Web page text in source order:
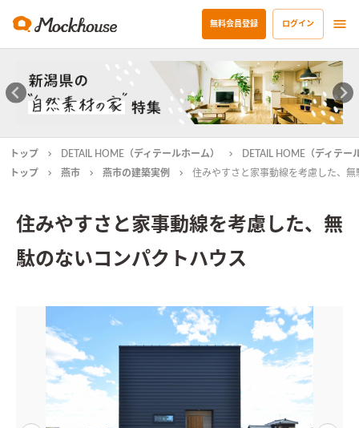
無料会員登録 ログイン
トップ DETAIL HOME（ディテールホーム）
DETAIL HOME（ディテ
トップ
燕市 燕市の建築実例 住みやすさと家事動線を考慮した、
住みやすさと家事動線を考慮した、無
駄のないコンパクトハウス